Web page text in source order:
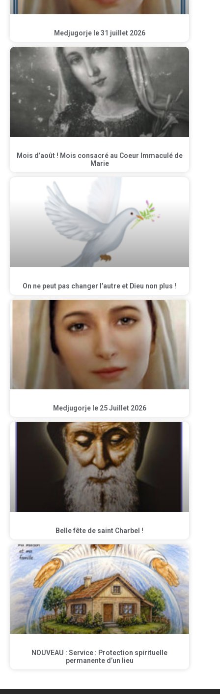
Medjugorje le 31 juillet 2026
Mois d’août ! Mois consacré au Coeur Immaculé de
Marie
On ne peut pas changer l’autre et Dieu non plus !
Medjugorje le 25 Juillet 2026
Belle fête de saint Charbel !
NOUVEAU : Service : Protection spirituelle
permanente d’un lieu